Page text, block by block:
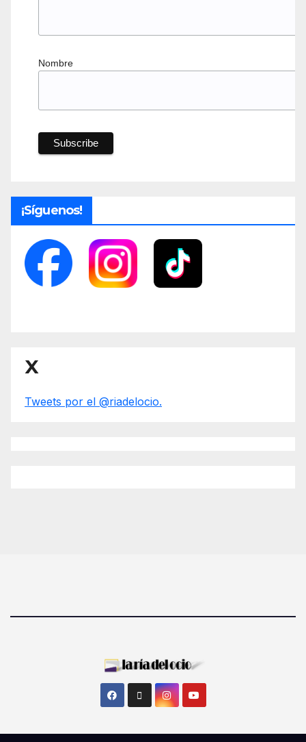
Nombre
¡Síguenos!
X
Tweets por el @riadelocio.